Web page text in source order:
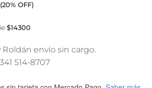
(20% OFF)
$14300
Roldán envío sin cargo.
514-8707